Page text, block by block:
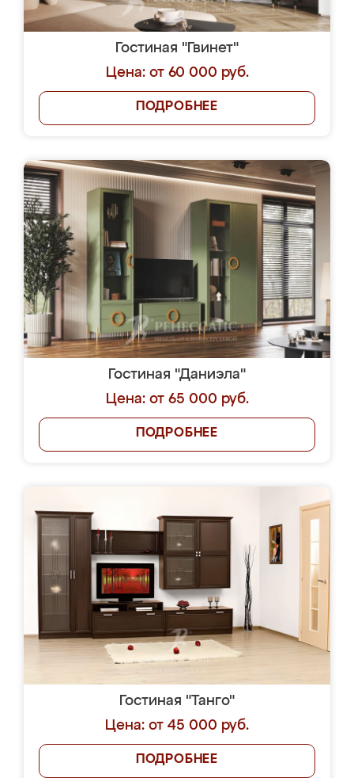
Гостиная "Гвинет"
Цена: от 60 000 руб.
ПОДРОБНЕЕ
Гостиная "Даниэла"
Цена: от 65 000 руб.
ПОДРОБНЕЕ
Гостиная "Танго"
Цена: от 45 000 руб.
ПОДРОБНЕЕ